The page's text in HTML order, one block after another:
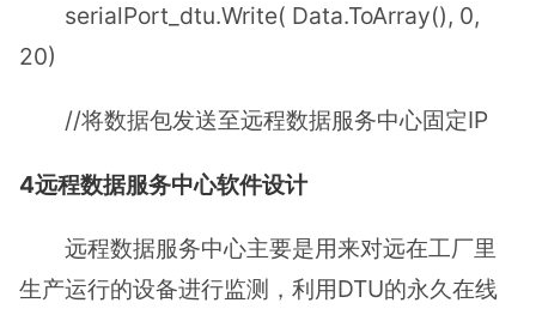
serialPort_dtu.Write( Data.ToArray(), 0,
20)
//将数据包发送至远程数据服务中心固定IP
4远程数据服务中心软件设计
远程数据服务中心主要是用来对远在工厂里
生产运行的设备进行监测，利用DTU的永久在线